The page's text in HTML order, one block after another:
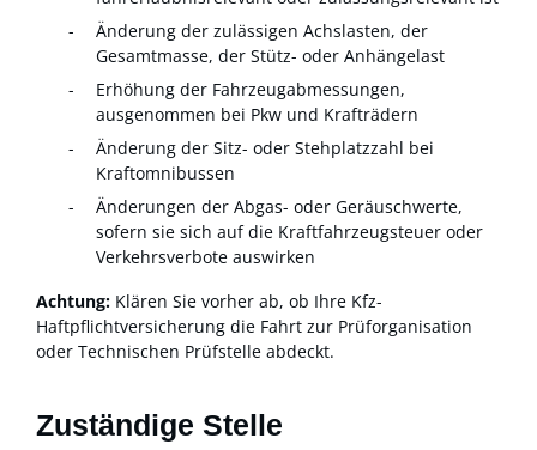
Änderung der zulässigen Achslasten, der
Gesamtmasse, der Stütz- oder Anhängelast
Erhöhung der Fahrzeugabmessungen,
ausgenommen bei Pkw und Krafträdern
Änderung der Sitz- oder Stehplatzzahl bei
Kraftomnibussen
Änderungen der Abgas- oder Geräuschwerte,
sofern sie sich auf die Kraftfahrzeugsteuer oder
Verkehrsverbote auswirken
Achtung: Klären Sie vorher ab, ob Ihre Kfz-
Haftpflichtversicherung die Fahrt zur Prüforganisation
oder Technischen Prüfstelle abdeckt.
Zuständige Stelle